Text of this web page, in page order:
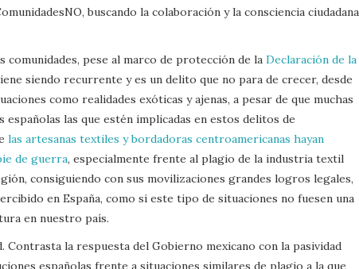
buscando la colaboración y la consciencia ciudadana
comunidades, pese al marco de protección de la Declaración de la
siendo recurrente y es un delito que no para de crecer, desde
como realidades exóticas y ajenas, a pesar de que muchas
españolas las que estén implicadas en estos delitos de
las artesanas textiles y bordadoras centroamericanas hayan
de guerra, especialmente frente al plagio de la industria textil
consiguiendo con sus movilizaciones grandes logros legales,
en España, como si este tipo de situaciones no fuesen una
en nuestro país.
Contrasta la respuesta del Gobierno mexicano con la pasividad
españolas frente a situaciones similares de plagio a la que